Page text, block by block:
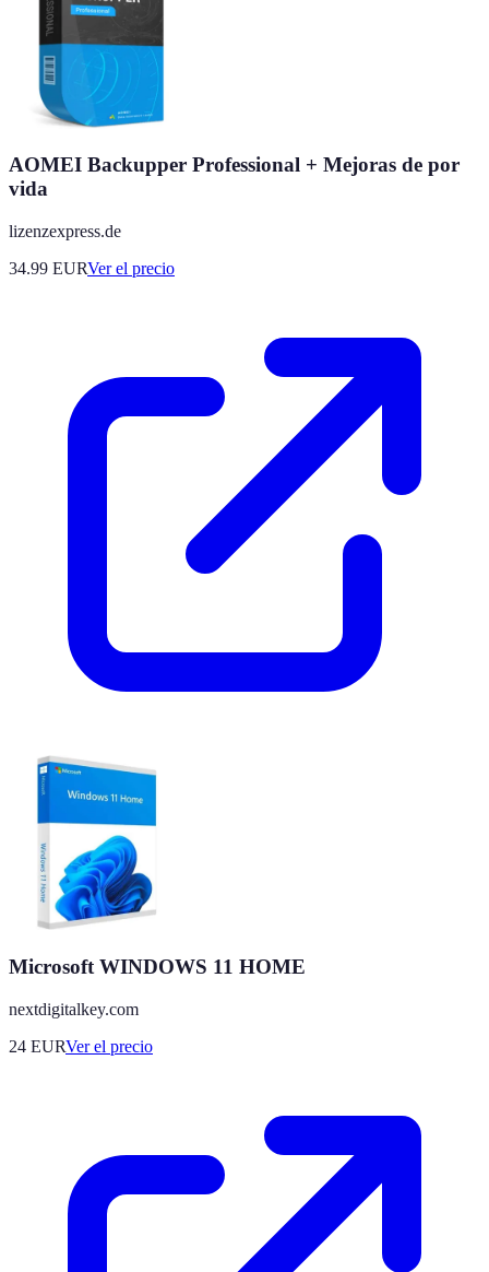
AOMEI Backupper Professional + Mejoras de por
vida
lizenzexpress.de
34.99 EURVer el precio
Microsoft WINDOWS 11 HOME
nextdigitalkey.com
24 EURVer el precio